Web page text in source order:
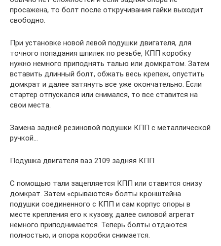
просажена, то болт после откручивания гайки выходит
свободно.
При установке новой левой подушки двигателя, для
точного попадания шпилек по резьбе, КПП коробку
нужно немного приподнять талью или домкратом. Затем
вставить длинный болт, обжать весь крепеж, опустить
домкрат и далее затянуть все уже окончательно. Если
стартер отпускался или снимался, то все ставится на
свои места.
Замена задней резиновой подушки КПП с металлической
ручкой…
Подушка двигателя ваз 2109 задняя КПП
С помощью тали зацепляется КПП или ставится снизу
домкрат. Затем «срываются» болты кронштейна
подушки соединенного с КПП и сам корпус опоры в
месте крепления его к кузову, далее силовой агрегат
немного приподнимается. Теперь болты отдаются
полностью, и опора коробки снимается.